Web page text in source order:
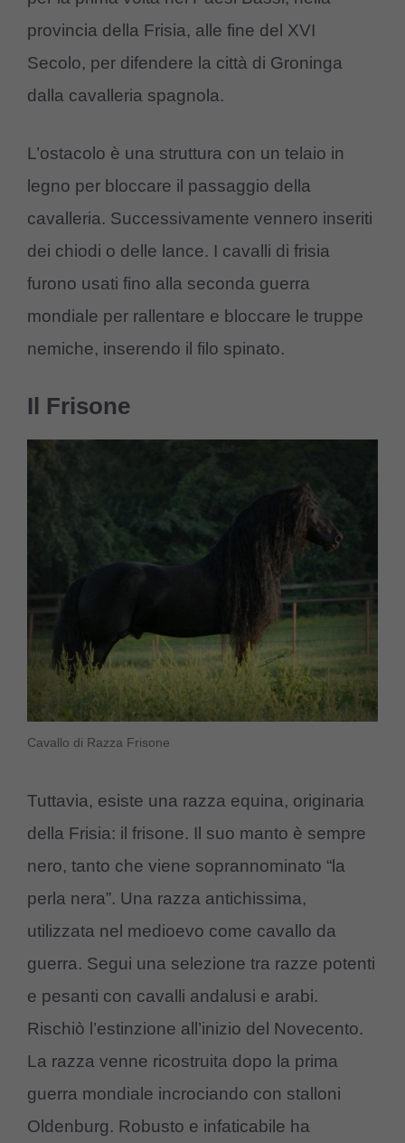
provincia della Frisia, alle fine del XVI
Secolo, per difendere la città di Groninga
dalla cavalleria spagnola.
L’ostacolo è una struttura con un telaio in
legno per bloccare il passaggio della
cavalleria. Successivamente vennero inseriti
dei chiodi o delle lance. I cavalli di frisia
furono usati fino alla seconda guerra
mondiale per rallentare e bloccare le truppe
nemiche, inserendo il filo spinato.
Il Frisone
Cavallo di Razza Frisone
Tuttavia, esiste una razza equina, originaria
della Frisia: il frisone. Il suo manto è sempre
nero, tanto che viene soprannominato “la
perla nera”. Una razza antichissima,
utilizzata nel medioevo come cavallo da
guerra. Segui una selezione tra razze potenti
e pesanti con cavalli andalusi e arabi.
Rischiò l’estinzione all’inizio del Novecento.
La razza venne ricostruita dopo la prima
guerra mondiale incrociando con stalloni
Oldenburg. Robusto e infaticabile ha